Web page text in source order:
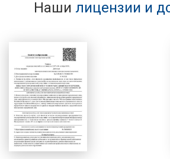
Наши лицензии и